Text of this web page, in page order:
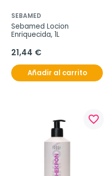
SEBAMED
Sebamed Locion
Enriquecida, 1L
21,44 €
Añadir al carrito
favorite_border